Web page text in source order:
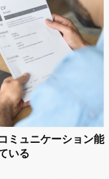
ミュニケーション能
いる